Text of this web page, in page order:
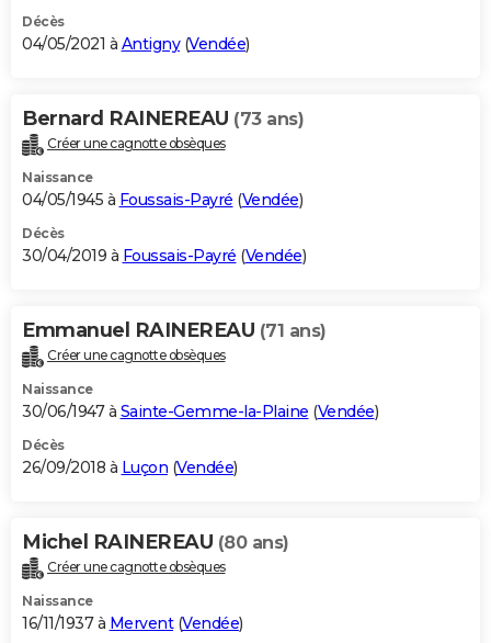
Décès
04/05/2021 à Antigny(Vendée)
Bernard RAINEREAU (73 ans)
Créer une cagnotte obsèques
Naissance
04/05/1945 à Foussais-Payré (Vendée)
Décès
30/04/2019 à Foussais-Payré (Vendée)
Emmanuel RAINEREAU (71 ans)
Créer une cagnotte obsèques
Naissance
30/06/1947 à Sainte-Gemme-la-Plaine (Vendée)
Décès
26/09/2018 à Luçon (Vendée)
Michel RAINEREAU (80 ans)
Créer une cagnotte obsèques
Naissance
16/11/1937 à Mervent(Vendée)